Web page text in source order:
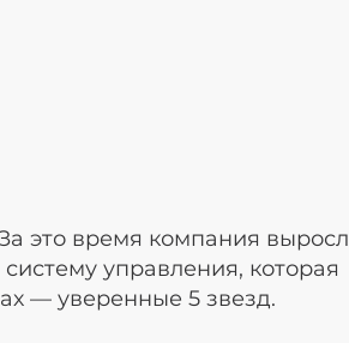
это время компания
управления, которая
— уверенные 5 звезд.